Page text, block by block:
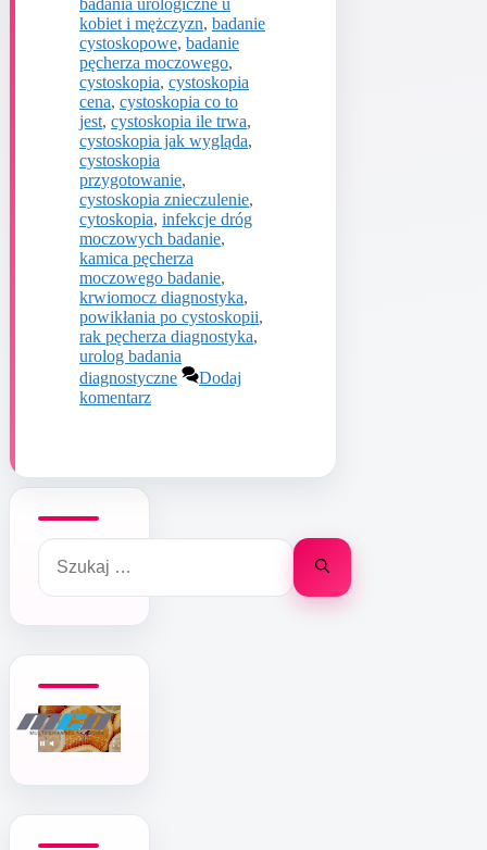
badania urologiczne u
kobiet i mężczyzn, badanie
cystoskopowe, badanie
pęcherza moczowego,
cystoskopia, cystoskopia
cena, cystoskopia co to
jest, cystoskopia ile trwa,
cystoskopia jak wygląda,
cystoskopia
przygotowanie,
cystoskopia znieczulenie,
cytoskopia, infekcje dróg
moczowych badanie,
kamica pęcherza
moczowego badanie,
krwiomocz diagnostyka,
powikłania po cystoskopii,
rak pęcherza diagnostyka,
urolog badania
diagnostyczne
Dodaj
komentarz
Szukaj: